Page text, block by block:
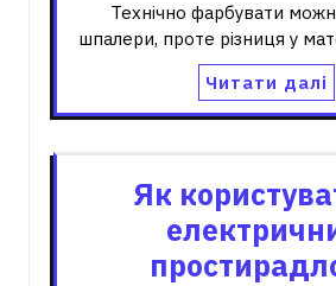
Технічно фарбувати
шпалери, проте різниця у
Читати далі
Як